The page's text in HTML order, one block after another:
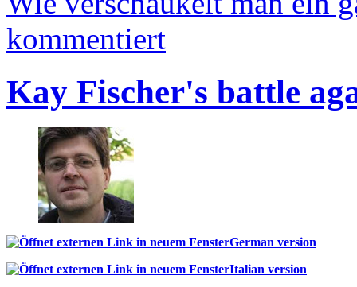
kommentiert
Kay Fischer's battle
German version
Italian version